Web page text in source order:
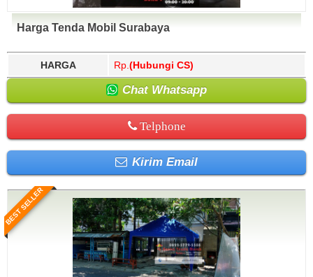
Harga Tenda Mobil Surabaya
HARGA Rp. (Hubungi CS)
Chat Whatsapp
Telphone
Kirim Email
BEST SELLER